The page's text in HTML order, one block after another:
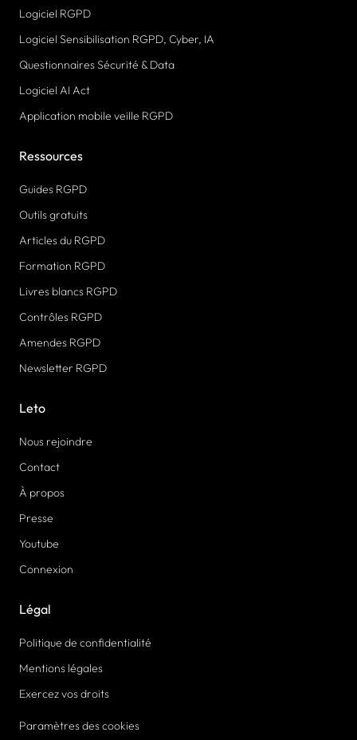
Logiciel RGPD
Logiciel Sensibilisation RGPD, Cyber, IA
Questionnaires Sécurité & Data
Logiciel AI Act
Application mobile veille RGPD
Ressources
Guides RGPD
Outils gratuits
Articles du RGPD
Formation RGPD
Livres blancs RGPD
Contrôles RGPD
Amendes RGPD
Newsletter RGPD
Leto
Nous rejoindre
Contact
À propos
Presse
Youtube
Connexion
Légal
Politique de confidentialité
Mentions légales
Exercez vos droits
Paramètres des cookies